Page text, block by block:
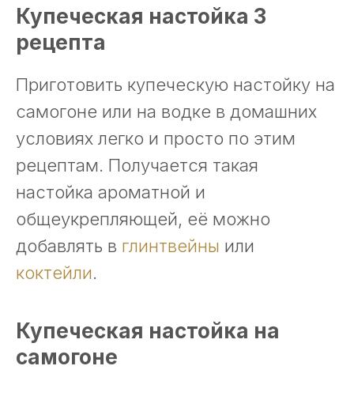
Купеческая настойка 3
рецепта
Приготовить купеческую настойку на
самогоне или на водке в домашних
условиях легко и просто по этим
рецептам. Получается такая
настойка ароматной и
общеукрепляющей, её можно
добавлять в глинтвейны или
коктейли.
Купеческая настойка на
самогоне